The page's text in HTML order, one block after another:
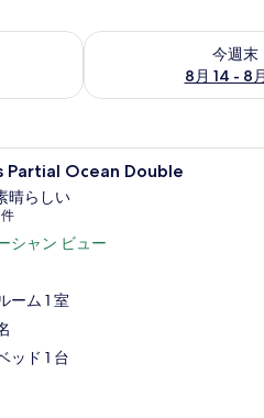
をチェック
今週末
8月 14 - 8
今週末 8月 14 - 8月 16
ートパソコン用作業スペース高級寝具、セーフ
Partial Ocean Double
晴らしい
シャン ビュー
ーム 1 室
ッド 1 台